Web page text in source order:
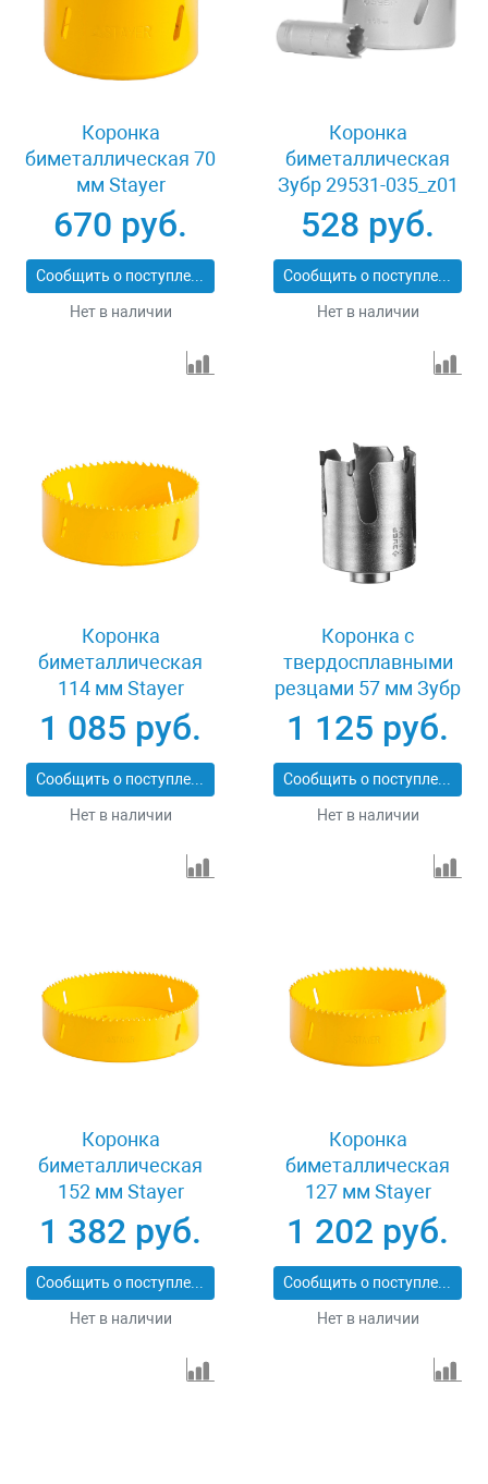
Коронка
биметаллическая 70
мм Stayer
PROFESSIONAL
29547-070
670 руб.
Сообщить о поступлении
Нет в наличии
Коронка
биметаллическая
Зубр 29531-035_z01
528 руб.
Сообщить о поступлении
Нет в наличии
Коронка
биметаллическая
114 мм Stayer
PROFESSIONAL
29547-114
1 085 руб.
Сообщить о поступлении
Нет в наличии
Коронка с
твердосплавными
резцами 57 мм Зубр
ПРОФИ 29514-57
1 125 руб.
Сообщить о поступлении
Нет в наличии
Коронка
биметаллическая
152 мм Stayer
PROFESSIONAL
29547-152
1 382 руб.
Сообщить о поступлении
Нет в наличии
Коронка
биметаллическая
127 мм Stayer
PROFESSIONAL
29547-127
1 202 руб.
Сообщить о поступлении
Нет в наличии